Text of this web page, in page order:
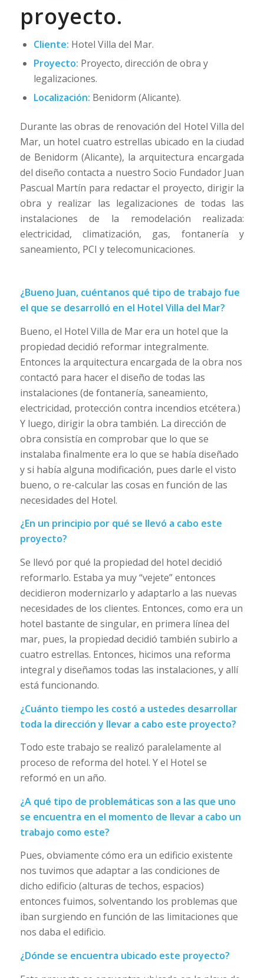
proyecto.
Cliente: Hotel Villa del Mar.
Proyecto: Proyecto, dirección de obra y
legalizaciones.
Localización: Benidorm (Alicante).
Durante las obras de renovación del Hotel Villa del
Mar, un hotel cuatro estrellas ubicado en la ciudad
de Benidorm (Alicante), la arquitectura encargada
del diseño contacta a nuestro Socio Fundador Juan
Pascual Martín para redactar el proyecto, dirigir la
obra y realizar las legalizaciones de todas las
instalaciones de la remodelación realizada:
electricidad, climatización, gas, fontanería y
saneamiento, PCI y telecomunicaciones.
¿Bueno Juan, cuéntanos qué tipo de trabajo fue
el que se desarrolló en el Hotel Villa del Mar?
Bueno, el Hotel Villa de Mar era un hotel que la
propiedad decidió reformar integralmente.
Entonces la arquitectura encargada de la obra nos
contactó para hacer el diseño de todas las
instalaciones (de fontanería, saneamiento,
electricidad, protección contra incendios etcétera.)
Y luego, dirigir la obra también. La dirección de
obra consistía en comprobar que lo que se
instalaba finalmente era lo que se había diseñado
y si había alguna modificación, pues darle el visto
bueno, o re-calcular las cosas en función de las
necesidades del Hotel.
¿En un principio por qué se llevó a cabo este
proyecto?
Se llevó por qué la propiedad del hotel decidió
reformarlo. Estaba ya muy “vejete” entonces
decidieron modernizarlo y adaptarlo a las nuevas
necesidades de los clientes. Entonces, como era un
hotel bastante de singular, en primera línea del
mar, pues, la propiedad decidió también subirlo a
cuatro estrellas. Entonces, hicimos una reforma
integral y diseñamos todas las instalaciones, y allí
está funcionando.
¿Cuánto tiempo les costó a ustedes desarrollar
toda la dirección y llevar a cabo este proyecto?
Todo este trabajo se realizó paralelamente al
proceso de reforma del hotel. Y el Hotel se
reformó en un año.
¿A qué tipo de problemáticas son a las que uno
se encuentra en el momento de llevar a cabo un
trabajo como este?
Pues, obviamente cómo era un edificio existente
nos tuvimos que adaptar a las condiciones de
dicho edificio (alturas de techos, espacios)
entonces fuimos, solventando los problemas que
iban surgiendo en función de las limitaciones que
nos daba el edificio.
¿Dónde se encuentra ubicado este proyecto?